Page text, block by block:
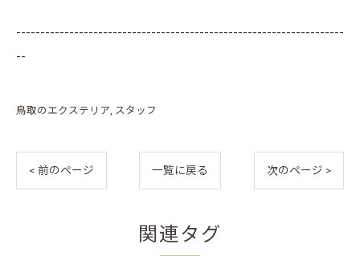
--------------------------------------------------------------------
--
鳥取のエクステリア スタッフ
< 前のページ 一覧に戻る 次のページ >
関連タグ